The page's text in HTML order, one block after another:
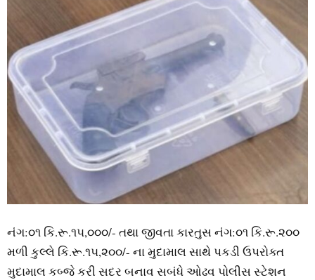
નંગ:૦૧ કિ.રૂ.૧૫,૦૦૦/- તથા જીવતા કારતુસ નંગ:૦૧ કિ.રૂ.૨૦૦
મળી કુલ્લે કિ.રૂ.૧૫,૨૦૦/- ના મુદામાલ સાથે પકડી ઉપરોક્ત
મુદામાલ કબ્જે કરી સદર બનાવ સબંધે ઓઢવ પોલીસ સ્ટેશન